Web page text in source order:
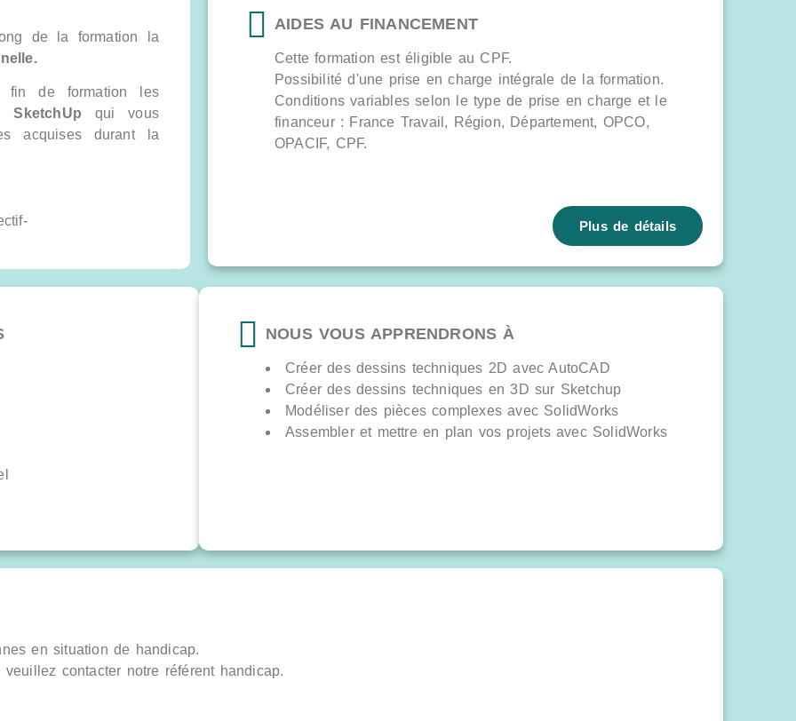
de la formation la
fin de formation les
SketchUp qui vous
acquises durant la
AIDES AU FINANCEMENT
Cette formation est éligible au CPF.
Possibilité d'une prise en charge intégrale de la formation.
Conditions variables selon le type de prise en charge et le
financeur : France Travail, Région, Département, OPCO,
OPACIF, CPF.
Plus de détails
NOUS VOUS APPRENDRONS À
Créer des dessins techniques 2D avec AutoCAD
Créer des dessins techniques en 3D sur Sketchup
Modéliser des pièces complexes avec SolidWorks
Assembler et mettre en plan vos projets avec SolidWorks
en situation de handicap.
contacter notre référent handicap.